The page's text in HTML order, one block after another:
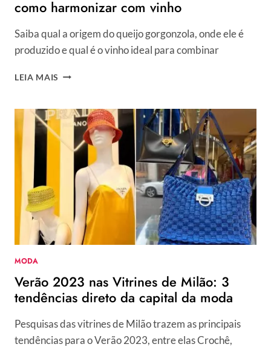
como harmonizar com vinho
Saiba qual a origem do queijo gorgonzola, onde ele é
produzido e qual é o vinho ideal para combinar
LEIA MAIS GORGONZOLA:
QUEIJO
FEITO
HARMONIZAR
COM
VINHO
MODA
Verão 2023 nas Vitrines de Milão: 3
tendências direto da capital da moda
Pesquisas das vitrines de Milão trazem as principais
tendências para o Verão 2023, entre elas Crochê,